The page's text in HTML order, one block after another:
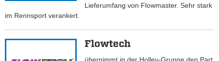
Lieferumfang von Flowmaster. Sehr stark
im Rennsport verankert.
Flowtech